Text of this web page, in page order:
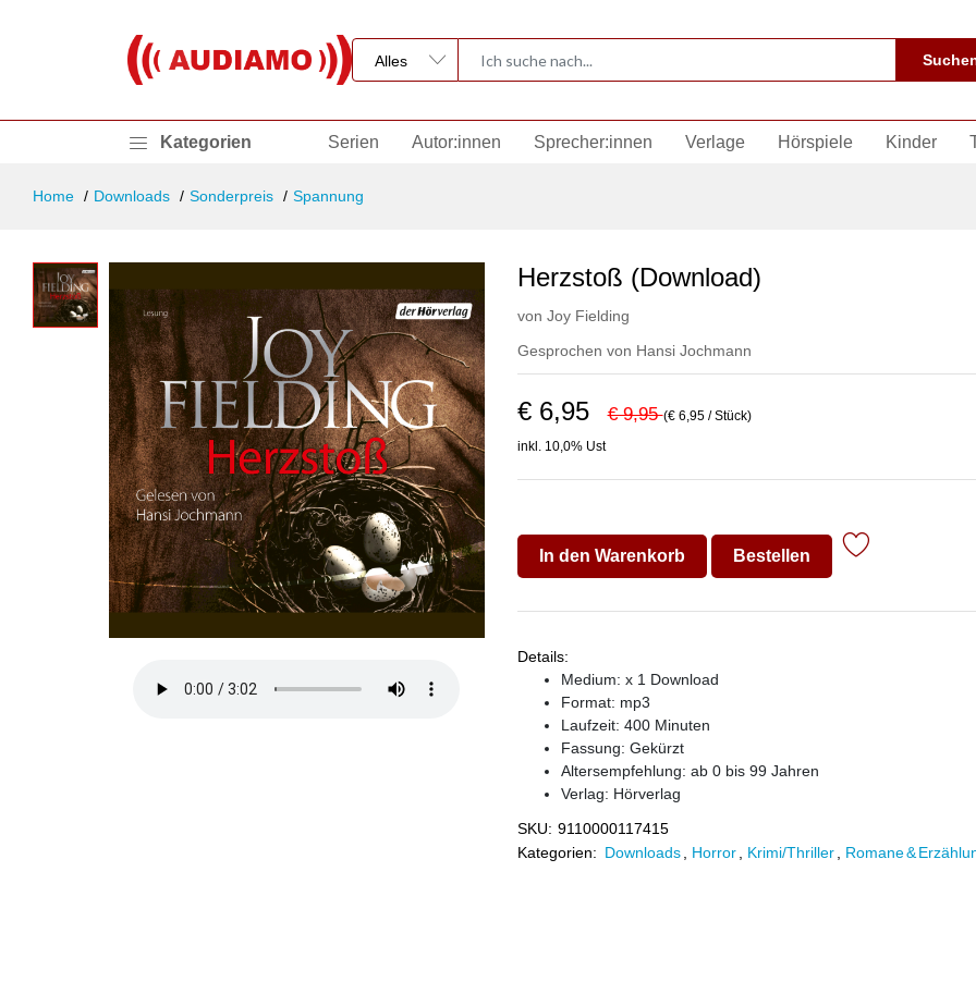
Kategorien Serien Autor:innen Sprecher:innen Verlage Hörspiele Kinder
Home Downloads Sonderpreis Spannung
Herzstoß (Download)
von Joy Fielding
Gesprochen von Hansi Jochmann
€ 6,95 € 9,95(€ 6,95 / Stück)
inkl. 10,0% Ust
In den Warenkorb Bestellen
Details:
Medium: x 1 Download
Format: mp3
Laufzeit: 400 Minuten
Fassung: Gekürzt
Altersempfehlung: ab 0 bis 99 Jahren
Verlag: Hörverlag
SKU: 9110000117415
Kategorien: Downloads Horror Krimi/Thriller Romane &